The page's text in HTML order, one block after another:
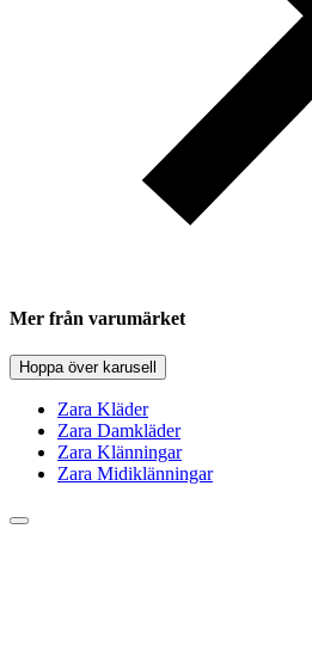
Mer från varumärket
Hoppa över karusell
Zara Kläder
Zara Damkläder
Zara Klänningar
Zara Midiklänningar